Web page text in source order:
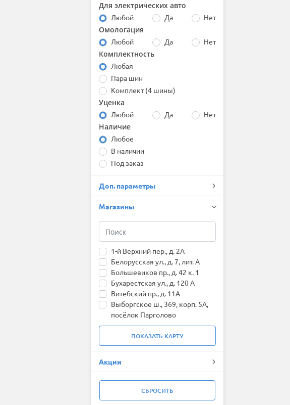
BfGoodrich
Boto
Bridgestone
Centara
Comforser
Compasal
Continental
Contyre
Cordiant
Delinte
Double Coin
DoubleStar
Dunlop
Duraturn
Falken
Formula
Fortune
Fronway
General (by Continental)
Gislaved
Goform
Goodride
Goodyear
Greentrac
Gripmax
GT Radial
HABILEAD
Hankook
Headway
Для электрических авто
Любой Да Нет
Омологация
Любой Да Нет
Комплектность
Любая
Пара шин
Комплект (4 шины)
Уценка
Любой Да Нет
Наличие
Любое
В наличии
Под заказ
Доп. параметры
Магазины
1-й Верхний пер., д. 2А
Белорусская ул., д. 7, лит. А
Большевиков пр., д. 42 к. 1
Бухарестская ул., д. 120 А
Витебский пр., д. 11А
Выборгское ш., 369, корп. 5А,
посёлок Парголово
КИМа пр., д. 6, В.О.
Народного Ополчения пр., д.
201К
Оптиков ул., д. 15
Петровский проспект д. 20Б
Руставели ул., д. 42
Сердобольская ул., д. 3
ПОКАЗАТЬ КАРТУ
Акции
СБРОСИТЬ